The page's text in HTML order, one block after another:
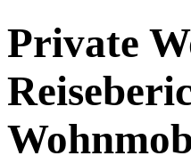
Private